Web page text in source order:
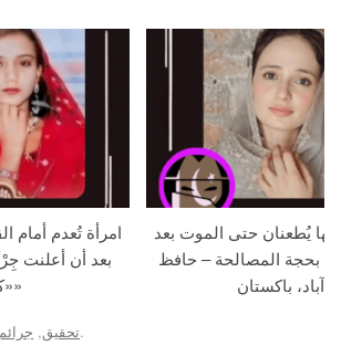
امرأة تُعدم أمام
بعد أن أعلنت
«كاري»
يُطعنان حتى الموت بعد
بحجة المصالحة – حافظ
آباد، باكستان
تحقيق, .